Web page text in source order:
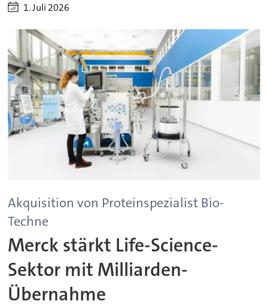
1. Juli 2026
Akquisition von Proteinspezialist Bio-
Techne
Merck stärkt Life-Science-
Sektor mit Milliarden-
Übernahme